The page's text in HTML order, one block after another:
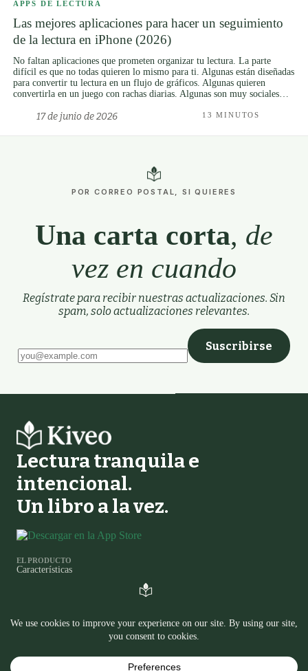
APPS DE LECTURA
Las mejores aplicaciones para hacer un seguimiento
de la lectura en iPhone (2026)
No faltan aplicaciones que prometen organizar tu lectura. La parte
difícil es que no todas quieren lo mismo para ti. Algunas están diseñadas
para convertir tu lectura en un flujo de gráficos. Algunas quieren
convertirla en un juego con rachas diarias. Algunas son muy sociales…
17 de junio de 2026 13 MINUTOS
POR CORREO POSTAL, SI QUIERES
Una carta corta, de
vez en cuando
Regístrate para recibir nuestras actualizaciones. Sin
spam, solo actualizaciones relevantes.
Suscribirse
Lectura tranquila e
intencional.
Un libro a la vez.
EL PRODUCTO
Características
Comparación de Rastreadores de Lectura
Preguntas